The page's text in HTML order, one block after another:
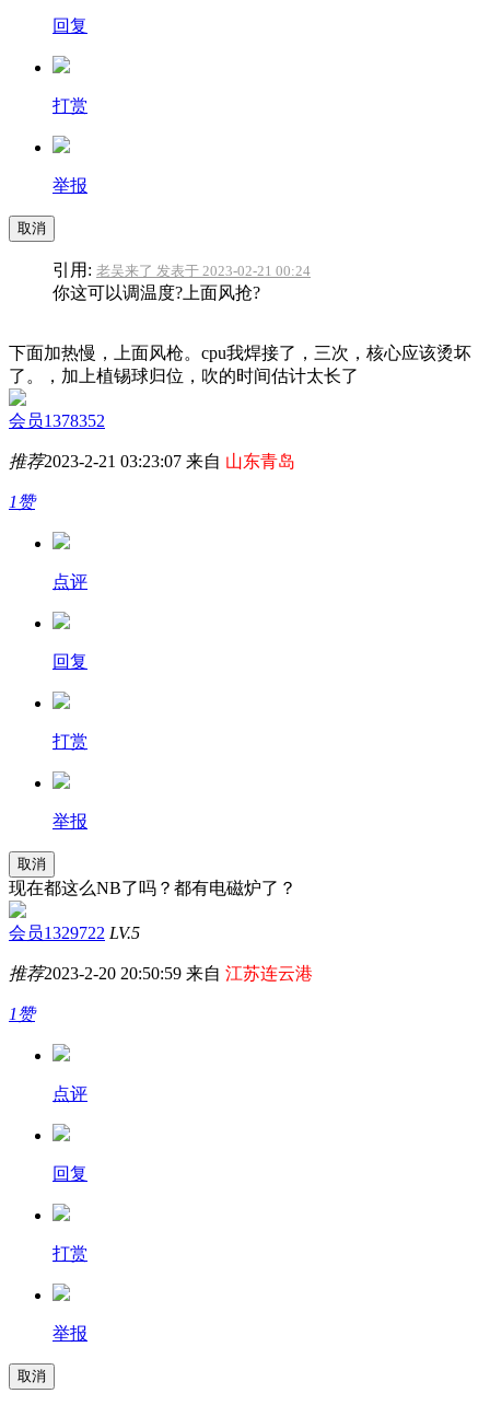
回复
打赏
举报
取消
引用: 老吴来了 发表于 2023-02-21 00:24
你这可以调温度?上面风抢?
下面加热慢，上面风枪。cpu我焊接了，三次，核心应该烫坏
了。，加上植锡球归位，吹的时间估计太长了
会员1378352
推荐2023-2-21 03:23:07 来自 山东青岛
1赞
点评
回复
打赏
举报
取消
现在都这么NB了吗？都有电磁炉了？
会员1329722 LV.5
推荐2023-2-20 20:50:59 来自 江苏连云港
1赞
点评
回复
打赏
举报
取消